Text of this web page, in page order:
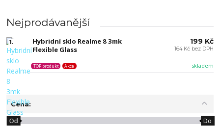
Nejprodávanější
1.
Hybridní sklo Realme 8 3mk
Flexible Glass
skladem
TOP produkt Akce
199 Kč
164 Kč bez DPH
Cena:
Od Do